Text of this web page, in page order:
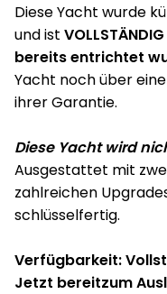
Diese Yacht wurde
und ist VOLLSTÄNDIG
bereits entrichtet
Yacht noch über
ihrer Garantie.
Diese Yacht wird
Ausgestattet mit
zahlreichen
schlüsselfertig.
Verfügbarkeit:
Jetzt bereitzum